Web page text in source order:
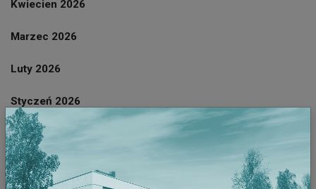
Kwiecien 2026
Marzec 2026
Luty 2026
Styczeń 2026
Grudzień 2025
Listopad 2025